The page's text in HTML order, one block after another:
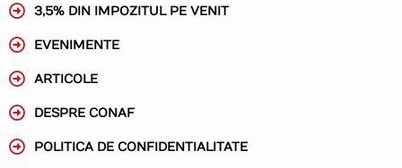
3,5% DIN IMPOZITUL PE VENIT
EVENIMENTE
ARTICOLE
DESPRE CONAF
POLITICA DE CONFIDENTIALITATE